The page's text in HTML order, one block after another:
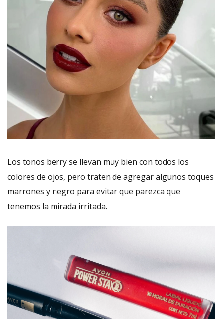
Los tonos berry se llevan muy bien con todos los
colores de ojos, pero traten de agregar algunos toques
marrones y negro para evitar que parezca que
tenemos la mirada irritada.